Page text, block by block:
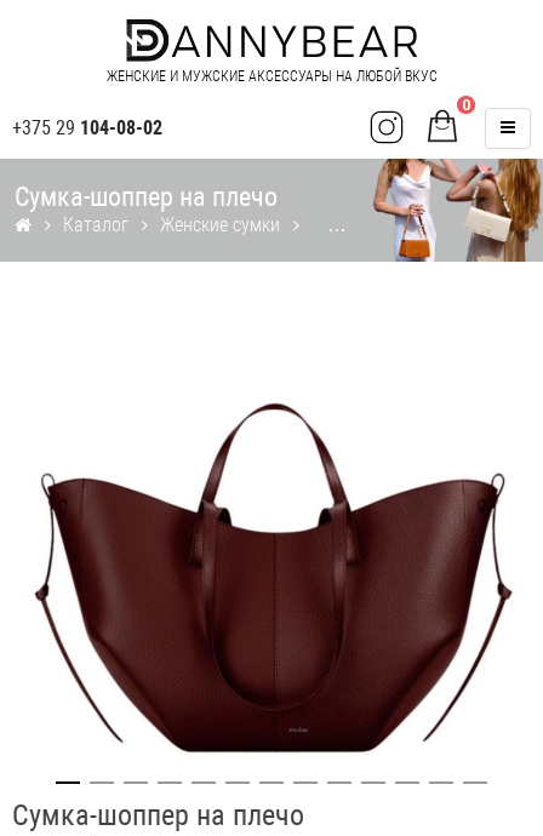
+375 29 104-08-02
ЖЕНСКИЕ И МУЖСКИЕ АКСЕССУАРЫ НА ЛЮБОЙ ВКУС
0
Сумка-шоппер на плечо
Каталог Женские сумки
Сумка-шоппер на плечо